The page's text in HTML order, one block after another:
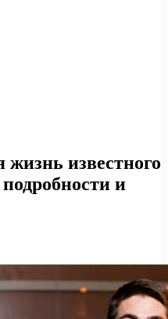
известного
и